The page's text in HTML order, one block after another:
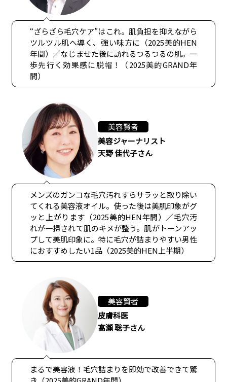
“ざらざら毛穴ケア”はこれ。肌負担を抑えながら
ツルツル肌へ導く、強い味方に（2025美的HEN
年間）／なじませた後に訪れるつるつるの肌。一
歩先行く効果感に脱帽！（2025美的GRAND年
間）
美容賢者
美容ジャーナリスト
天野 佳代子さん
メンズのガンコな毛穴汚れすらサラッと取り除い
てくれる美容液オイル。使った後は美肌印象がグ
ッと上がります（2025美的HEN年間）／毛穴汚
れが一掃されて肌のキメが整う。肌がトーンアッ
プして美肌印象に。特に毛穴が詰まりやすい男性
におすすめしたい1品（2025美的HEN上半期）
美容賢者
皮膚科医
髙瀬 聡子さん
まるで美容液！毛穴詰まりを即効で改善できて驚